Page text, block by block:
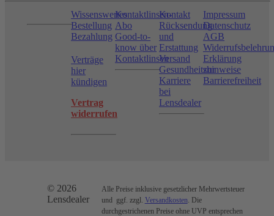
Wissenswertes
Bestellung
Bezahlung
Verträge
hier
kündigen
Vertrag
widerrufen
Kontaktlinsen-
Abo
Good-to-
know über
Kontaktlinsen
Kontakt
Rücksendung
und
Erstattung
Versand
Gesundheitshinweise
Karriere
bei
Lensdealer
Impressum
Datenschutz
AGB
Erklärung
zur
Barrierefreiheit
© 2026
Lensdealer
Alle Preise inklusive gesetzlicher Mehrwertsteuer
und ggf. zzgl. Versandkosten . Die
durchgestrichenen Preise ohne UVP entsprechen